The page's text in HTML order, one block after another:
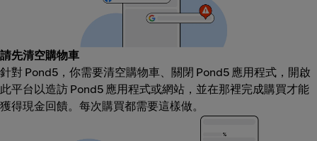
請先清空購物車
針對 Pond5，你需要清空購物車、關閉 Pond5 應用程式，開啟
此平台以造訪 Pond5 應用程式或網站，並在那裡完成購買才能
獲得現金回饋。每次購買都需要這樣做。